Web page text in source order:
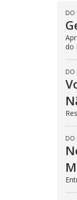
DO
do
DO
DO